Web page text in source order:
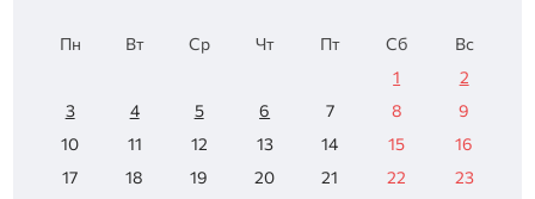
Пн Вт Ср Чт Пт Сб
Вс
1
2
3
4 5 6 7 8
9
10
11 12 13 14 15
16
17
18 19 20 21 22
23